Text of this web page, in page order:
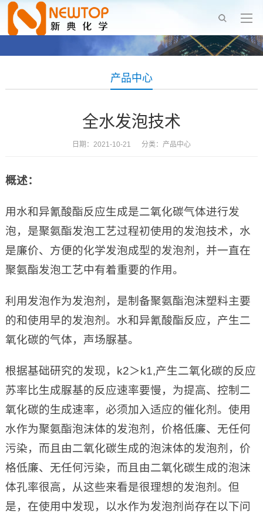
产品中心
全水发泡技术
日期：2021-10-21 分类： 产品中心
概述：
用水和异氰酸酯反应生成是二氧化碳气体进行发
泡，是聚氨酯发泡工艺过程初使用的发泡技术，水
是廉价、方便的化学发泡成型的发泡剂，并一直在
聚氨酯发泡工艺中有着重要的作用。
利用发泡作为发泡剂，是制备聚氨酯泡沫塑料主要
的和使用早的发泡剂。水和异氰酸酯反应，产生二
氧化碳的气体，声场脲基。
根据基础研究的发现，k2＞k1,产生二氧化碳的反应
苏率比生成脲基的反应速率要慢，为提高、控制二
氧化碳的生成速率，必须加入适应的催化剂。使用
水作为聚氨酯泡沫体的发泡剂，价格低廉、无任何
污染，而且由二氧化碳生成的泡沫体的发泡剂，价
格低廉、无任何污染，而且由二氧化碳生成的泡沫
体孔率很高，从这些来看是很理想的发泡剂。但
是，在使用中发现，以水作为发泡剂尚存在以下问